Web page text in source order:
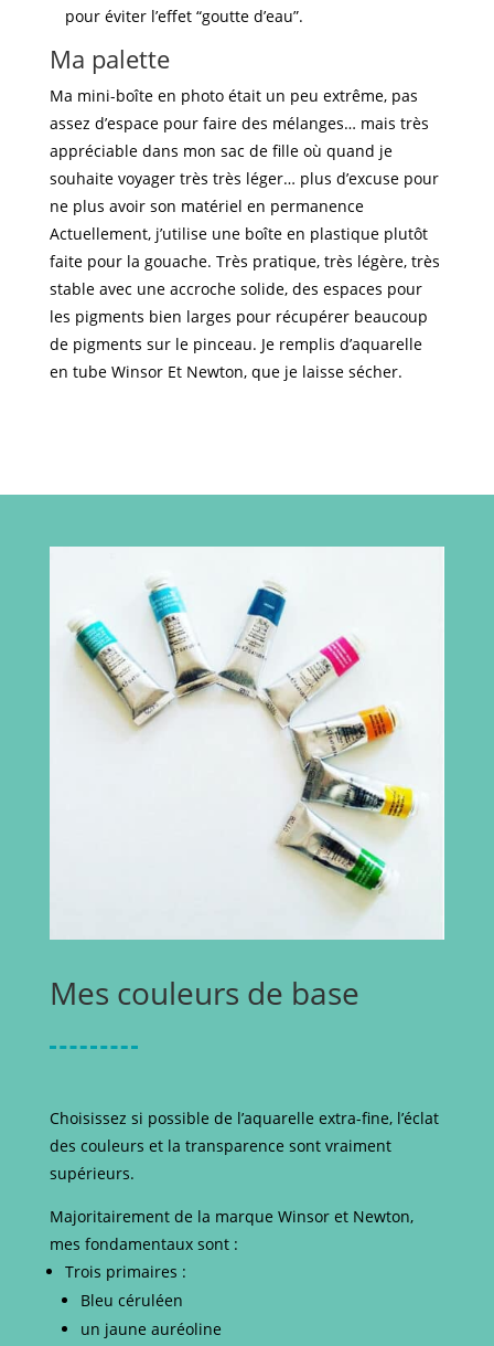
pour éviter l’effet “goutte d’eau”.
Ma palette
Ma mini-boîte en photo était un peu extrême, pas
assez d’espace pour faire des mélanges… mais très
appréciable dans mon sac de fille où quand je
souhaite voyager très très léger… plus d’excuse pour
ne plus avoir son matériel en permanence
Actuellement, j’utilise une boîte en plastique plutôt
faite pour la gouache. Très pratique, très légère, très
stable avec une accroche solide, des espaces pour
les pigments bien larges pour récupérer beaucoup
de pigments sur le pinceau. Je remplis d’aquarelle
en tube Winsor Et Newton, que je laisse sécher.
Mes couleurs de base
Choisissez si possible de l’aquarelle extra-fine, l’éclat
des couleurs et la transparence sont vraiment
supérieurs.
Majoritairement de la marque Winsor et Newton,
mes fondamentaux sont :
Trois primaires :
Bleu céruléen
un jaune auréoline